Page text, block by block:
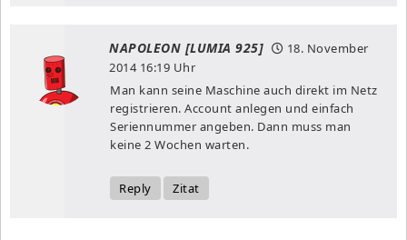
NAPOLEON [LUMIA 925]
18. November
201416:19 Uhr
Man kann seine Maschine auch direkt im Netz
registrieren. Account anlegen und einfach
Seriennummer angeben. Dann muss man
keine 2 Wochen warten.
Reply Zitat